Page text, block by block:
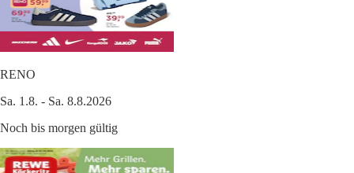
RENO
Sa. 1.8. - Sa. 8.8.2026
Noch bis morgen gültig